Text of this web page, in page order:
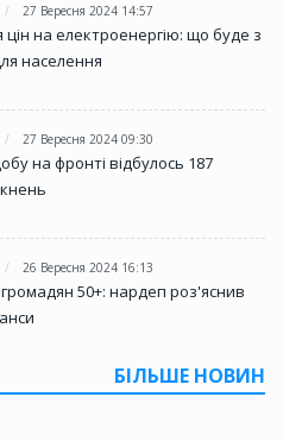
27 Вересня 2024 14:57
на електроенергію: що буде з
населення
27 Вересня 2024 09:30
на фронті відбулось 187
26 Вересня 2024 16:13
громадян 50+: нардеп роз'яснив
БІЛЬШЕ НОВИН